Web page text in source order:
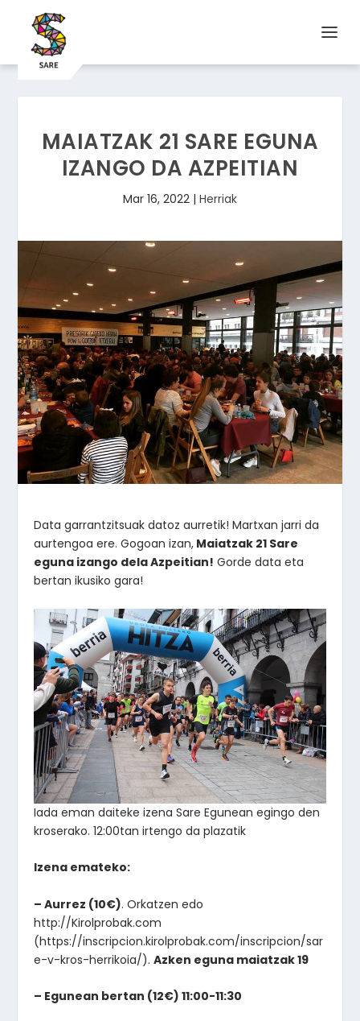
MAIATZAK 21 SARE EGUNA
IZANGO DA AZPEITIAN
Mar 16, 2022 | Herriak
Data garrantzitsuak datoz aurretik! Martxan jarri da
aurtengoa ere. Gogoan izan, Maiatzak 21 Sare
eguna izango dela Azpeitian! Gorde data eta
bertan ikusiko gara!
Iada eman daiteke izena Sare Egunean egingo den
kroserako. 12:00tan irtengo da plazatik
Izena emateko:
– Aurrez (10€). Orkatzen edo
http://Kirolprobak.com
(https://inscripcion.kirolprobak.com/inscripcion/sar
e-v-kros-herrikoia/).Azken eguna maiatzak 19
– Egunean bertan (12€) 11:00-11:30